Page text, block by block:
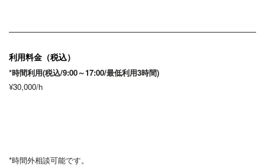
利用料金（税込）
*時間利用(税込/9:00～17:00/最低利用3時間)
¥30,000/h
*時間外相談可能です。